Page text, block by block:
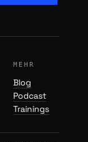
MEHR
Blog
Podcast
Trainings